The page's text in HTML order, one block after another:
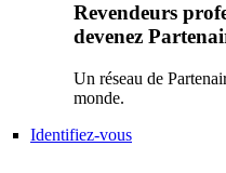
Revendeurs
devenez
Un réseau de
monde.
Identifiez-vous